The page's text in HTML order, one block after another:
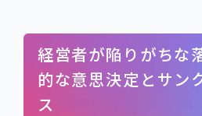
経営者が陥りがちな
的な意思決定とサン
ス